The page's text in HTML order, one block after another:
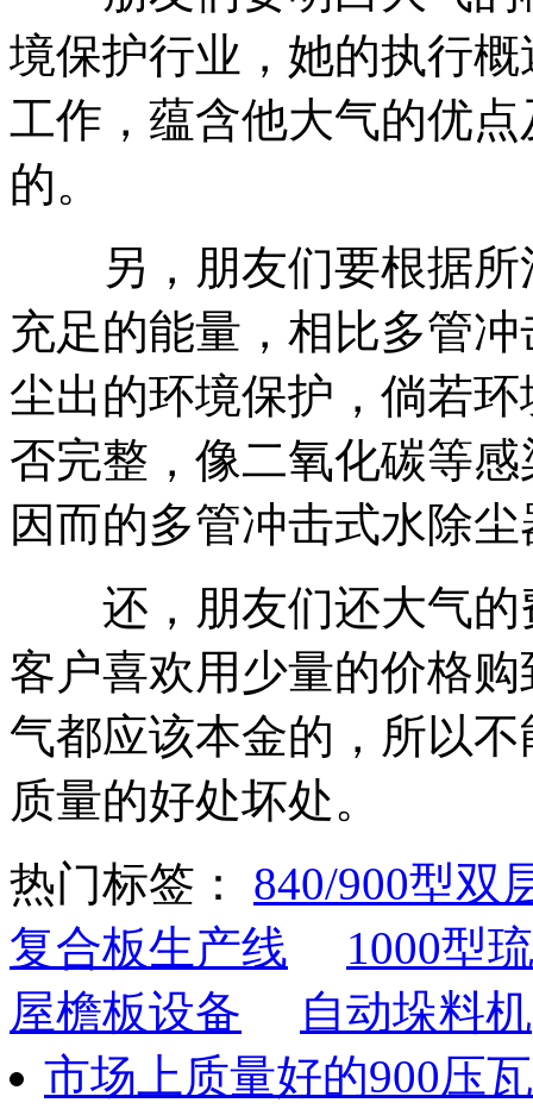
境保护行业，她的执行
工作，蕴含他大气的优
的。
另，朋友们要根据所
充足的能量，相比多管
尘出的环境保护，倘若
否完整，像二氧化碳等
因而的多管冲击式水除
还，朋友们还大气的
客户喜欢用少量的价格
气都应该本金的，所以
质量的好处坏处。
热门标签： 840/900型双
复合板生产线
1000型
屋檐板设备
自动垛料机
市场上质量好的900压